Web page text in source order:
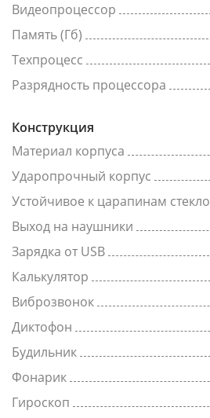
Видеопроцессор
Память (Гб)
Техпроцесс
Разрядность процессора
Конструкция
Материал корпуса
Ударопрочный корпус
Устойчивое к царапинам стекло
Выход на наушники
Зарядка от USB
Калькулятор
Виброзвонок
Диктофон
Будильник
Фонарик
Гироскоп